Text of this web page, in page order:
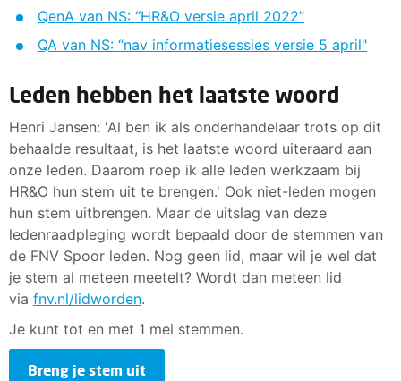
QenA van NS: “HR&O versie april 2022”
QA van NS: “nav informatiesessies versie 5 april"
Leden hebben het laatste woord
Henri Jansen: 'Al ben ik als onderhandelaar trots op dit
behaalde resultaat, is het laatste woord uiteraard aan
onze leden. Daarom roep ik alle leden werkzaam bij
HR&O hun stem uit te brengen.' Ook niet-leden mogen
hun stem uitbrengen. Maar de uitslag van deze
ledenraadpleging wordt bepaald door de stemmen van
de FNV Spoor leden. Nog geen lid, maar wil je wel dat
je stem al meteen meetelt? Wordt dan meteen lid
via fnv.nl/lidworden.
Je kunt tot en met 1 mei stemmen.
Breng je stem uit